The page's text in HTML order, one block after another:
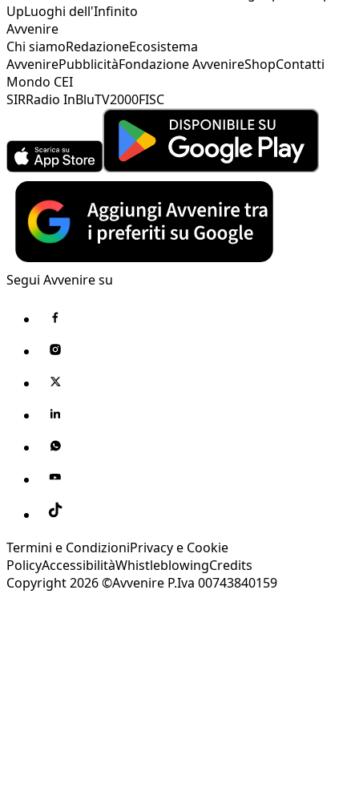
UpLuoghi dell'Infinito
Avvenire
Chi siamoRedazioneEcosistema
AvvenirePubblicitàFondazione AvvenireShopContatti
Mondo CEI
SIRRadio InBluTV2000FISC
Segui Avvenire su
Termini e CondizioniPrivacy e Cookie
PolicyAccessibilitàWhistleblowingCredits
Copyright 2026 ©Avvenire P.Iva 00743840159